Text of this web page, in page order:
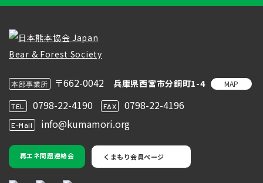
本部事業所 〒662-0042 兵庫県西宮市分銅町1-4 MAP
TEL 0798-22-4190 FAX 0798-22-4196
E-Mail info@kumamori.org
再エネ問題連絡会 くまもり会員ページ